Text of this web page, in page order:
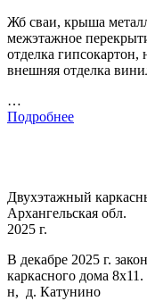
Жб сваи, крыша
межэтажное
отделка
внешняя отделка
…
Подробнее
Двухэтажный
Архангельская обл.
2025 г.
В декабре 2025 г.
каркасного дома
н, д. Катунино